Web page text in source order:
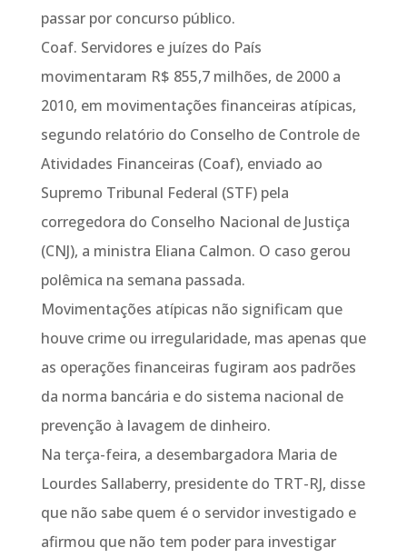
passar por concurso público.
Coaf. Servidores e juízes do País
movimentaram R$ 855,7 milhões, de 2000 a
2010, em movimentações financeiras atípicas,
segundo relatório do Conselho de Controle de
Atividades Financeiras (Coaf), enviado ao
Supremo Tribunal Federal (STF) pela
corregedora do Conselho Nacional de Justiça
(CNJ), a ministra Eliana Calmon. O caso gerou
polêmica na semana passada.
Movimentações atípicas não significam que
houve crime ou irregularidade, mas apenas que
as operações financeiras fugiram aos padrões
da norma bancária e do sistema nacional de
prevenção à lavagem de dinheiro.
Na terça-feira, a desembargadora Maria de
Lourdes Sallaberry, presidente do TRT-RJ, disse
que não sabe quem é o servidor investigado e
afirmou que não tem poder para investigar